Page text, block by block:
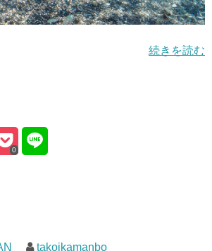
続きを読む
0
takoikamanbo